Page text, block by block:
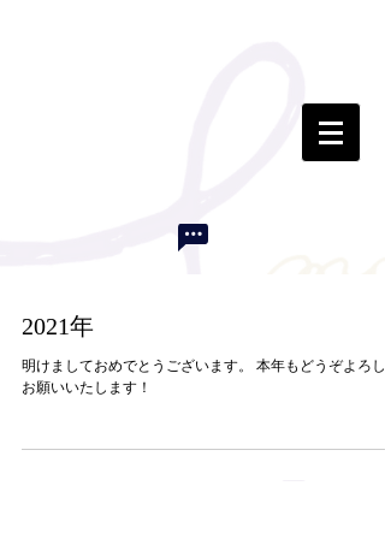
2021年
明けましておめでとうございます。 本年もどうぞよろし
お願いいたします！